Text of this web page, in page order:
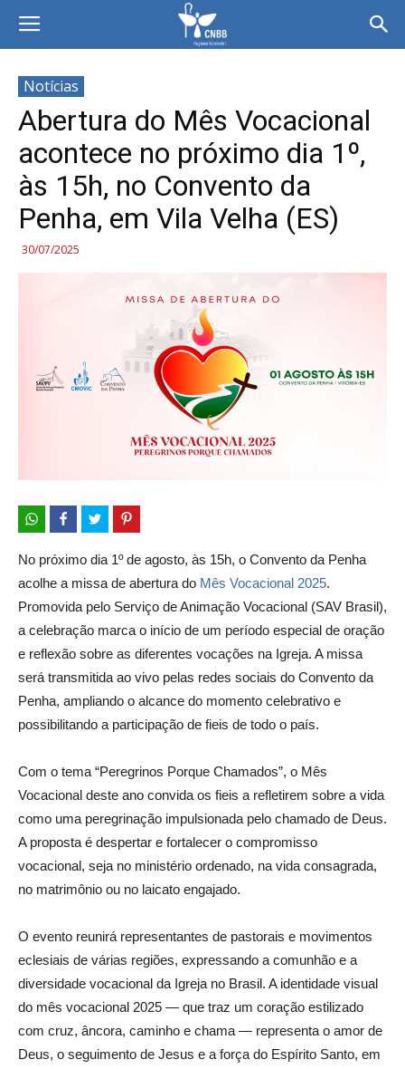
Notícias
Abertura do Mês Vocacional
acontece no próximo dia 1º,
às 15h, no Convento da
Penha, em Vila Velha (ES)
30/07/2025
No próximo dia 1º de agosto, às 15h, o Convento da Penha
acolhe a missa de abertura do Mês Vocacional 2025.
Promovida pelo Serviço de Animação Vocacional (SAV Brasil),
a celebração marca o início de um período especial de oração
e reflexão sobre as diferentes vocações na Igreja. A missa
será transmitida ao vivo pelas redes sociais do Convento da
Penha, ampliando o alcance do momento celebrativo e
possibilitando a participação de fieis de todo o país.
Com o tema “Peregrinos Porque Chamados”, o Mês
Vocacional deste ano convida os fieis a refletirem sobre a vida
como uma peregrinação impulsionada pelo chamado de Deus.
A proposta é despertar e fortalecer o compromisso
vocacional, seja no ministério ordenado, na vida consagrada,
no matrimônio ou no laicato engajado.
O evento reunirá representantes de pastorais e movimentos
eclesiais de várias regiões, expressando a comunhão e a
diversidade vocacional da Igreja no Brasil. A identidade visual
do mês vocacional 2025 — que traz um coração estilizado
com cruz, âncora, caminho e chama — representa o amor de
Deus, o seguimento de Jesus e a força do Espírito Santo, em